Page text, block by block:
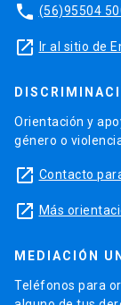
phone (56)95504
launch Ir al sitio de
Orientación y
género o
launch Contacto
launch Más
MEDIACIÓN
Teléfonos para